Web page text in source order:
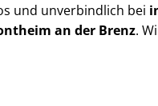
und unverbindlich bei
an der Brenz.